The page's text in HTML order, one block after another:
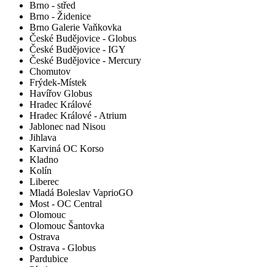
Brno - střed
Brno - Židenice
Brno Galerie Vaňkovka
České Budějovice - Globus
České Budějovice - IGY
České Budějovice - Mercury
Chomutov
Frýdek-Místek
Havířov Globus
Hradec Králové
Hradec Králové - Atrium
Jablonec nad Nisou
Jihlava
Karviná OC Korso
Kladno
Kolín
Liberec
Mladá Boleslav VaprioGO
Most - OC Central
Olomouc
Olomouc Šantovka
Ostrava
Ostrava - Globus
Pardubice